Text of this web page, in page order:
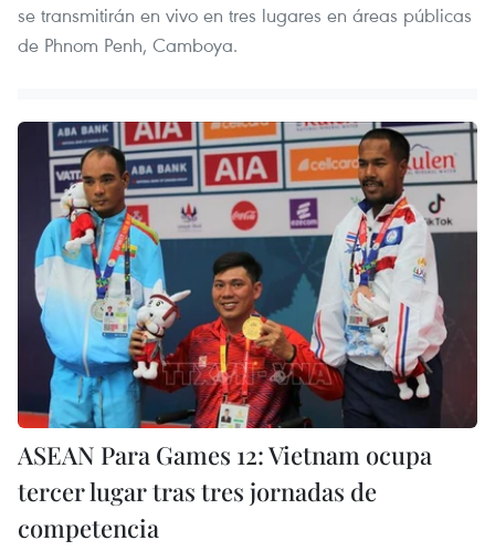
se transmitirán en vivo en tres lugares en áreas públicas
de Phnom Penh, Camboya.
ASEAN Para Games 12: Vietnam ocupa
tercer lugar tras tres jornadas de
competencia